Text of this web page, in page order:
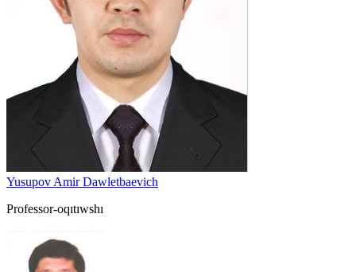
Yusupov Amir Dawletbaevich
Professor-oqıtıwshı